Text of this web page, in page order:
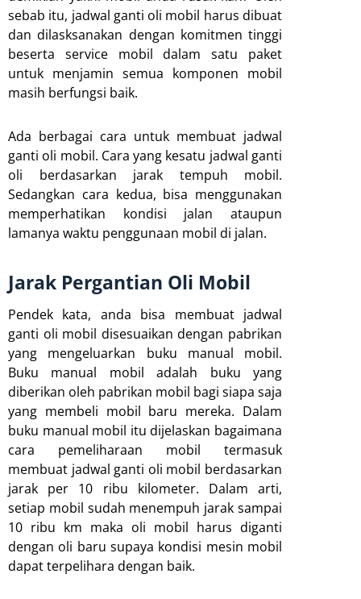
sebab itu, jadwal ganti oli mobil harus dibuat
dan dilasksanakan dengan komitmen tinggi
beserta service mobil dalam satu paket
untuk menjamin semua komponen mobil
masih berfungsi baik.
Ada berbagai cara untuk membuat jadwal
ganti oli mobil. Cara yang kesatu jadwal ganti
oli berdasarkan jarak tempuh mobil.
Sedangkan cara kedua, bisa menggunakan
memperhatikan kondisi jalan ataupun
lamanya waktu penggunaan mobil di jalan.
Jarak Pergantian Oli Mobil
Pendek kata, anda bisa membuat jadwal
ganti oli mobil disesuaikan dengan pabrikan
yang mengeluarkan buku manual mobil.
Buku manual mobil adalah buku yang
diberikan oleh pabrikan mobil bagi siapa saja
yang membeli mobil baru mereka. Dalam
buku manual mobil itu dijelaskan bagaimana
cara pemeliharaan mobil termasuk
membuat jadwal ganti oli mobil berdasarkan
jarak per 10 ribu kilometer. Dalam arti,
setiap mobil sudah menempuh jarak sampai
10 ribu km maka oli mobil harus diganti
dengan oli baru supaya kondisi mesin mobil
dapat terpelihara dengan baik.